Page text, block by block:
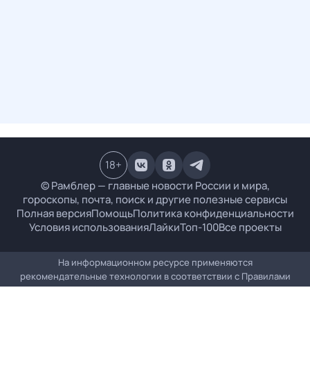
© Рамблер — главные новости России и мира,
гороскопы, почта, поиск и другие полезные сервисы
Полная версияПомощьПолитика конфиденциальности
Условия использованияЛайкиТоп-100Все проекты
18+
На информационном ресурсе применяются
рекомендательные технологии в соответствии с Правилами